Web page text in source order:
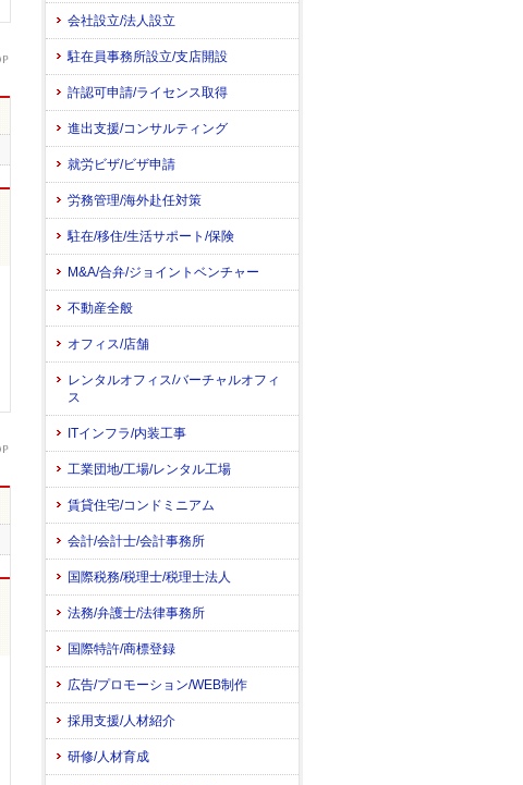
会社設立/法人設立
駐在員事務所設立/支店開設
許認可申請/ライセンス取得
進出支援/コンサルティング
就労ビザ/ビザ申請
労務管理/海外赴任対策
駐在/移住/生活サポート/保険
M&A/合弁/ジョイントベンチャー
不動産全般
オフィス/店舗
レンタルオフィス/バーチャルオフィ
ス
ITインフラ/内装工事
工業団地/工場/レンタル工場
賃貸住宅/コンドミニアム
会計/会計士/会計事務所
国際税務/税理士/税理士法人
法務/弁護士/法律事務所
国際特許/商標登録
広告/プロモーション/WEB制作
採用支援/人材紹介
研修/人材育成